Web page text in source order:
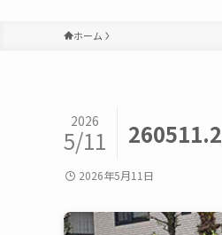
ホーム
260511.2
2026
5/11
2026年5月11日